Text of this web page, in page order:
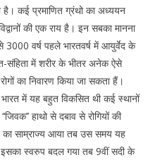
है। कई प्रमाणित ग्रंथो का अध्ययन
की एक राय है। इन सबका मानना
वर्ष पहले भारतवर्ष में आयुर्वेद के
में शरीर के भीतर अनेक ऐसे
का निवारण किया जा सकता हैं।
में यह बहुत विकसित थी कई स्थानों
हाथो से दबाव से रोगियों की
का साम्राज्य आया तब उस समय यह
इसका स्वरुप बदल गया तब 9वीं सदी के